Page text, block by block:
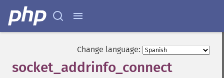
Change language:
socket_addrinfo_connect